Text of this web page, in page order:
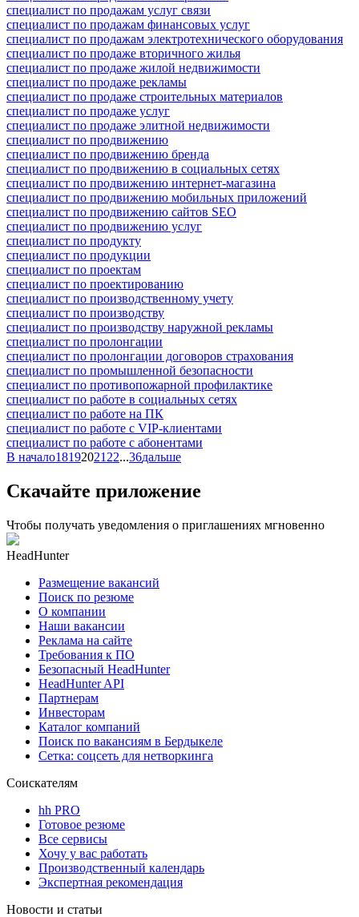
специалист по продажам услуг связи
специалист по продажам финансовых услуг
специалист по продажам электротехнического оборудования
специалист по продаже вторичного жилья
специалист по продаже жилой недвижимости
специалист по продаже рекламы
специалист по продаже строительных материалов
специалист по продаже услуг
специалист по продаже элитной недвижимости
специалист по продвижению
специалист по продвижению бренда
специалист по продвижению в социальных сетях
специалист по продвижению интернет-магазина
специалист по продвижению мобильных приложений
специалист по продвижению сайтов SEO
специалист по продвижению услуг
специалист по продукту
специалист по продукции
специалист по проектам
специалист по проектированию
специалист по производственному учету
специалист по производству
специалист по производству наружной рекламы
специалист по пролонгации
специалист по пролонгации договоров страхования
специалист по промышленной безопасности
специалист по противопожарной профилактике
специалист по работе в социальных сетях
специалист по работе на ПК
специалист по работе с VIP-клиентами
специалист по работе с абонентами
В начало18192021 22...36дальше
Скачайте приложение
Чтобы получать уведомления о приглашениях мгновенно
HeadHunter
Размещение вакансий
Поиск по резюме
О компании
Наши вакансии
Реклама на сайте
Требования к ПО
Безопасный HeadHunter
HeadHunter API
Партнерам
Инвесторам
Каталог компаний
Поиск по вакансиям в Бердыкеле
Сетка: соцсеть для нетворкинга
Соискателям
hh PRO
Готовое резюме
Все сервисы
Хочу у вас работать
Производственный календарь
Экспертная рекомендация
Новости и статьи